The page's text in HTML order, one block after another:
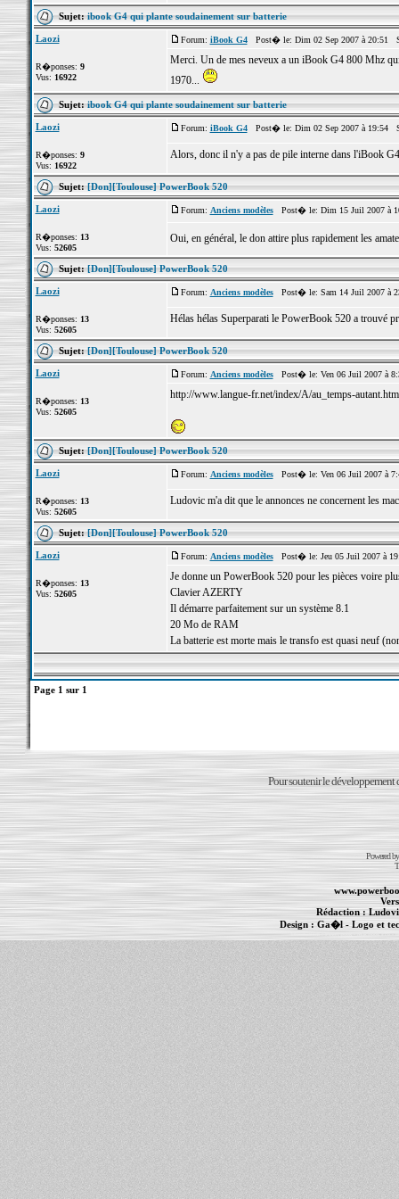
Sujet:ibook G4 qui plante soudainement sur batterie
Laozi
R�ponses: 9
Vus: 16922
Forum: iBook G4Post� le: Dim 02 Sep 2007 à 20:51
Merci. Un de mes neveux a un iBook G4 800 Mhz
1970...
Sujet:ibook G4 qui plante soudainement sur batterie
Laozi
R�ponses: 9
Vus: 16922
Forum: iBook G4Post� le: Dim 02 Sep 2007 à 19:54
Alors, donc il n'y a pas de pile interne dans l'iBook
Sujet:[Don][Toulouse] PowerBook 520
Laozi
R�ponses: 13
Vus: 52605
Forum: Anciens modèlesPost� le: Dim 15 Juil 2007 à
Oui, en général, le don attire plus rapidement les
Sujet:[Don][Toulouse] PowerBook 520
Laozi
R�ponses: 13
Vus: 52605
Forum: Anciens modèlesPost� le: Sam 14 Juil 2007 à
Hélas hélas Superparati le PowerBook 520 a trouvé
Sujet:[Don][Toulouse] PowerBook 520
Laozi
R�ponses: 13
Vus: 52605
Forum: Anciens modèlesPost� le: Ven 06 Juil 2007 à
http://www.langue-fr.net/index/A/au_temps-autant.htm
Sujet:[Don][Toulouse] PowerBook 520
Laozi
R�ponses: 13
Vus: 52605
Forum: Anciens modèlesPost� le: Ven 06 Juil 2007 à
Ludovic m'a dit que le annonces ne concernent les
Sujet:[Don][Toulouse] PowerBook 520
Laozi
R�ponses: 13
Vus: 52605
Forum: Anciens modèlesPost� le: Jeu 05 Juil 2007 à
Je donne un PowerBook 520 pour les pièces voire
Clavier AZERTY
Il démarre parfaitement sur un système 8.1
20 Mo de RAM
La batterie est morte mais le transfo est quasi neuf
Page 1 sur 1
Pour soutenir le développement
Powered
Rédaction :
Design : Ga�l- Logo et
MacBook Pro